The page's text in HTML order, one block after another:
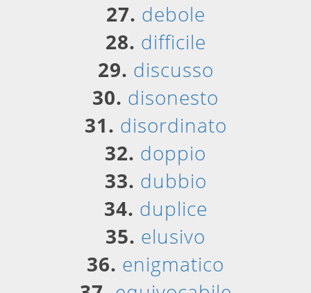
27. debole
28. difficile
29. discusso
30. disonesto
31. disordinato
32. doppio
33. dubbio
34. duplice
35. elusivo
36. enigmatico